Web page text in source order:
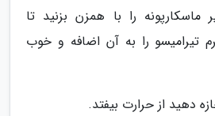
ماسکارپونه را با همزن بزنید تا
تیرامیسو را به آن اضافه و خوب